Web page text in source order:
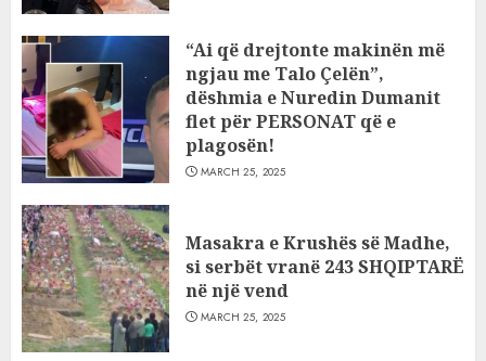
“Ai që drejtonte makinën më
ngjau me Talo Çelën”,
dëshmia e Nuredin Dumanit
flet për PERSONAT që e
plagosën!
MARCH 25, 2025
Masakra e Krushës së Madhe,
si serbët vranë 243 SHQIPTARË
në një vend
MARCH 25, 2025